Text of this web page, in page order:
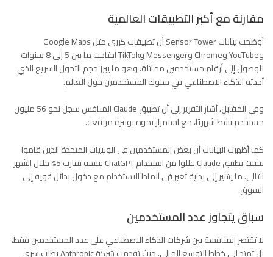
مقارنة مع أكبر التطبيقات العالمية
أوضحت بيانات Sensor Tower أن تطبيقات كبرى مثل Google Maps
وYouTube وChrome وMessenger وTikTok احتاجت ما بين 5 إلى 8 سنوات
للوصول إلى أرقام مستخدمين مماثلة. وهو ما يبرز حجم التحول السريع الذي
أحدثه الذكاء الاصطناعي في سلوك المستخدمين حول العالم.
وفي المقابل، أشار التقرير إلى أن تطبيق Claude المنافس سجل نحو 56 مليون
مستخدم نشط شهريًا، مع استمرار نموه بوتيرة مرتفعة.
كما أظهرت البيانات أن بعض المستخدمين في الولايات المتحدة الذين قاموا
بتثبيت تطبيق Claude قللوا من استخدام ChatGPT بنسبة تقارب 5% خلال الشهر
التالي. ما يشير إلى بداية تغير في أنماط الاستخدام مع دخول بدائل قوية إلى
السوق.
سباق يتجاوز عدد المستخدمين
لا تقتصر المنافسة بين شركات الذكاء الاصطناعي على عدد المستخدمين فقط،
بل تمتد إلى خطط التوسع المالي. حيث تقدمت شركة Anthropic بطلب سري